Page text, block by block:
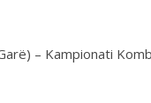
– Kampionati